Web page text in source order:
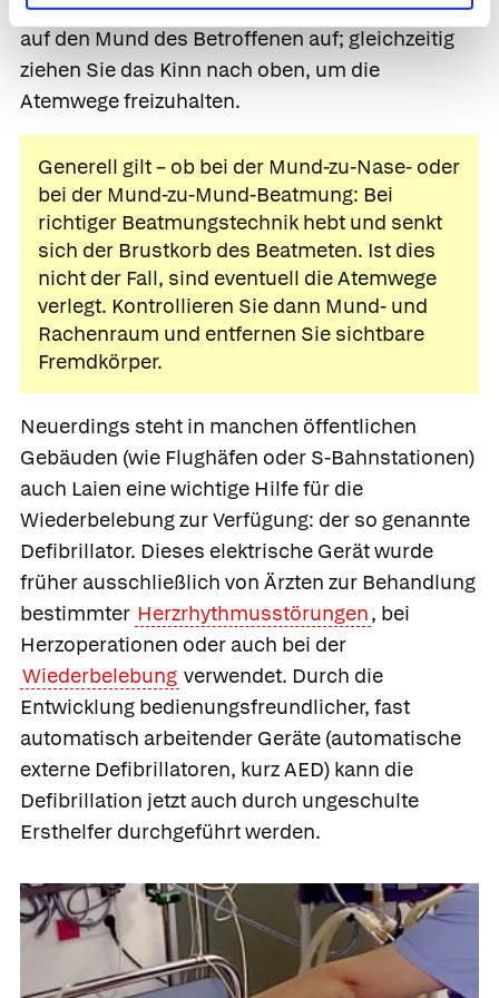
Verunglückten und setzen Sie Ihren Mund fest
auf den Mund des Betroffenen auf; gleichzeitig
ziehen Sie das Kinn nach oben, um die
Atemwege freizuhalten.
Generell gilt – ob bei der Mund-zu-Nase- oder
bei der Mund-zu-Mund-Beatmung: Bei
richtiger Beatmungstechnik hebt und senkt
sich der Brustkorb des Beatmeten. Ist dies
nicht der Fall, sind eventuell die Atemwege
verlegt. Kontrollieren Sie dann Mund- und
Rachenraum und entfernen Sie sichtbare
Fremdkörper.
Neuerdings steht in manchen öffentlichen
Gebäuden (wie Flughäfen oder S-Bahnstationen)
auch Laien eine wichtige Hilfe für die
Wiederbelebung zur Verfügung: der so genannte
Defibrillator. Dieses elektrische Gerät wurde
früher ausschließlich von Ärzten zur Behandlung
bestimmter Herzrhythmusstörungen, bei
Herzoperationen oder auch bei der
Wiederbelebung verwendet. Durch die
Entwicklung bedienungsfreundlicher, fast
automatisch arbeitender Geräte (automatische
externe Defibrillatoren, kurz AED) kann die
Defibrillation jetzt auch durch ungeschulte
Ersthelfer durchgeführt werden.